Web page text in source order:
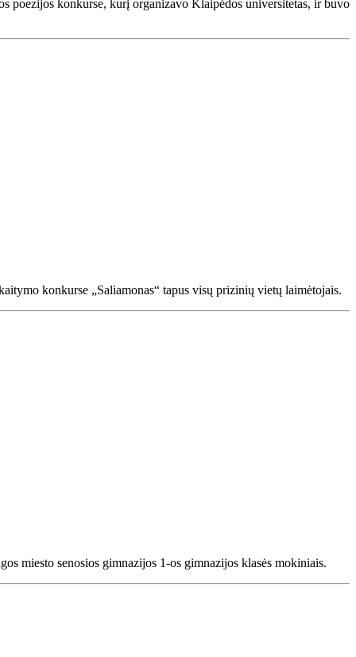
poezijos konkurse, kurį organizavo Klaipėdos universitetas, ir buvo
konkurse „Saliamonas“ tapus visų prizinių vietų laimėtojais.
miesto senosios gimnazijos 1-os gimnazijos klasės mokiniais.